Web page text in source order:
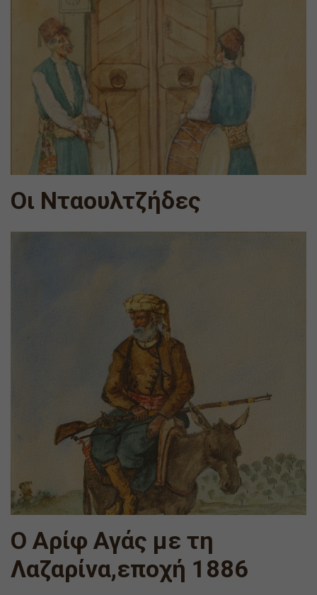
Οι Νταουλτζήδες
Ο Αρίφ Αγάς με τη
Λαζαρίνα,εποχή 1886